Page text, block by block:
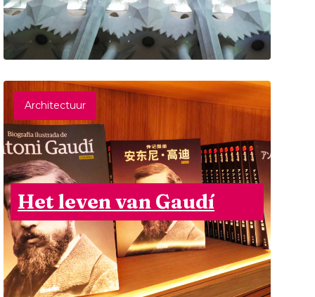
Architectuur
Het leven van Gaudí